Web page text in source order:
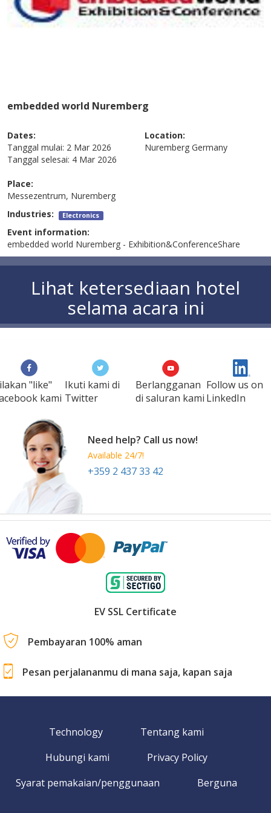
embedded world Nuremberg
Dates:
Tanggal mulai: 2 Mar 2026
Tanggal selesai: 4 Mar 2026
Location:
Nuremberg Germany
Place:
Messezentrum, Nuremberg
Industries: Electronics
Event information:
embedded world Nuremberg - Exhibition&ConferenceShare
Lihat ketersediaan hotel
selama acara ini
"like"
kami
Ikuti kami di
Twitter
Berlangganan
di saluran kami
Follow us on
LinkedIn
Need help? Call us now!
Available 24/7!
+359 2 437 33 42
EV SSL Certificate
Pembayaran 100% aman
Pesan perjalananmu di mana saja, kapan saja
Technology
Tentang kami
Hubungi kami
Privacy Policy
Syarat pemakaian/penggunaan
Berguna